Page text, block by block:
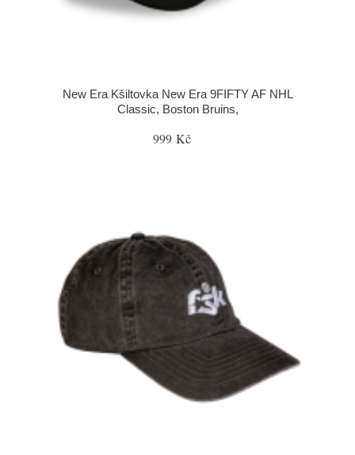
New Era Kšiltovka New Era 9FIFTY AF NHL
Classic, Boston Bruins,
999 Kč